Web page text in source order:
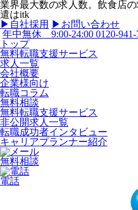
業界最大数の求人数。飲食店
遣はitk
▶︎自社採用 ▶︎お問い合わせ
年中無休 9:00-24:00 0120-941-
トップ
無料転職支援サービス
求人一覧
会社概要
企業様向け
転職コラム
無料相談
無料転職支援サービス
非公開求人一覧
転職成功者インタビュー
キャリアプランナー紹介
無料相談
電話